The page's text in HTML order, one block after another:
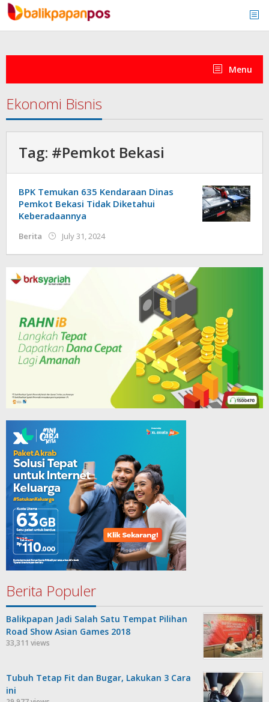
Skip
to
content
Menu
Ekonomi Bisnis
Tag: #Pemkot Bekasi
BPK Temukan 635 Kendaraan Dinas
Pemkot Bekasi Tidak Diketahui
Keberadaannya
Berita July 31, 2024by
Berita Populer
Balikpapan Jadi Salah Satu Tempat Pilihan
Road Show Asian Games 2018
33,311 views
Tubuh Tetap Fit dan Bugar, Lakukan 3 Cara
ini